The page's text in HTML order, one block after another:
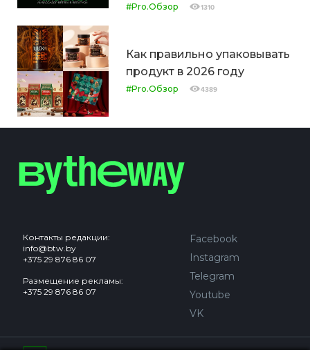
#Pro.Обзор 1310
Как правильно упаковывать
продукт в 2026 году
#Pro.Обзор 4389
Контакты редакции:
info@btw.by
+375 29 876 86 07
Размещение рекламы:
+375 29 876 86 07
Facebook
Instagram
Telegram
Youtube
VK